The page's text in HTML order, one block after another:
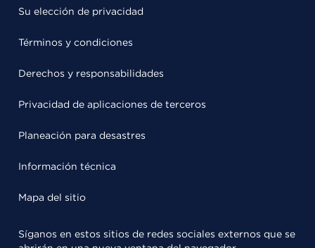
Su elección de privacidad
Términos y condiciones
Derechos y responsabilidades
Privacidad de aplicaciones de terceros
Planeación para desastres
Información técnica
Mapa del sitio
Síganos en estos sitios de redes sociales externos que se